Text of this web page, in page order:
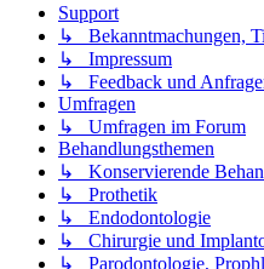
Support
↳ Bekanntmachungen,
↳ Impressum
↳ Feedback und
Umfragen
↳ Umfragen im Forum
Behandlungsthemen
↳ Konservierende
↳ Prothetik
↳ Endodontologie
↳ Chirurgie und
↳ Parodontologie,